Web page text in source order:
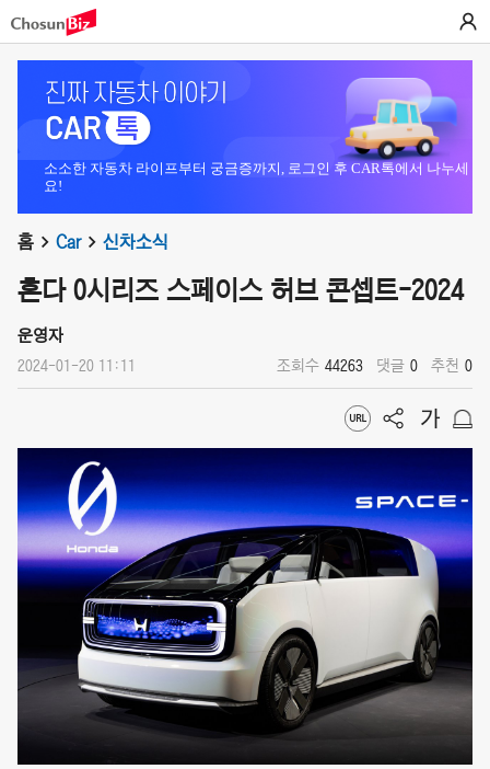
소소한 자동차 라이프부터 궁금증까지, 로그인 후 CAR톡에서 나누세
요!
홈 Car 신차소식
혼다 0시리즈 스페이스 허브 콘셉트-2024
운영자
2024-01-20 11:11 조회수 44263 댓글 0 추천 0